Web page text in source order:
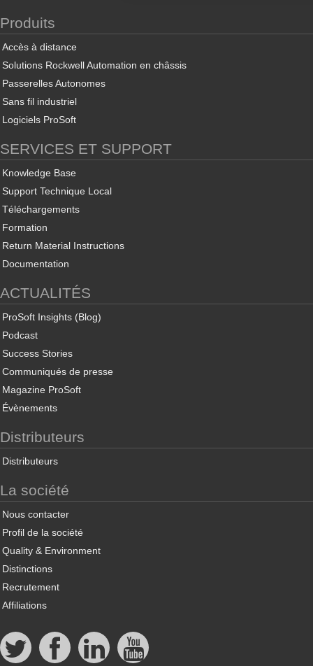
Produits
Accès à distance
Solutions Rockwell Automation en châssis
Passerelles Autonomes
Sans fil industriel
Logiciels ProSoft
SERVICES ET SUPPORT
Knowledge Base
Support Technique Local
Téléchargements
Formation
Return Material Instructions
Documentation
ACTUALITÉS
ProSoft Insights (Blog)
Podcast
Success Stories
Communiqués de presse
Magazine ProSoft
Évènements
Distributeurs
Distributeurs
La société
Nous contacter
Profil de la société
Quality & Environment
Distinctions
Recrutement
Affiliations